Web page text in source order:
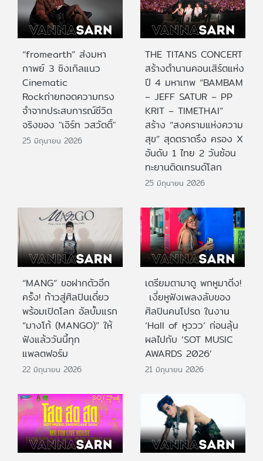
“fromearth” ส่งมหา
กาพย์ 3 ซิงเกิลแนว
Cinematic
Rockถ่ายทอดความทรง
จำจากประสบการณ์ชีวิต
จริงของ "เอิร์ท วสวัตติ์"
25 มิถุนายน 2026
THE TITANS CONCERT
สร้างตำนานคอนเสิร์ตแห่ง
ปี 4 มหาเทพ “BAMBAM
– JEFF SATUR – PP
KRIT – TIMETHAI”
สร้าง “สงครามแห่งความ
สุข” สุดตราตรึง ครอง X
อันดับ 1 ไทย 2 วันซ้อน
ทะยานติดเทรนด์โลก
25 มิถุนายน 2026
“MANG” ขอฝากตัวอีก
ครั้ง! ก้าวสู่ศิลปินเดี่ยว
พร้อมเปิดโลก อัลบั้มแรก
“มางโก้ (MANGO)” ให้
ฟังแล้ววันนี้ทุก
แพลตฟอร์ม
22 มิถุนายน 2026
เตรียมตามาดู พกหูมาติ่ง!
เงี่ยหูฟังเพลงลับของ
ศิลปินคนโปรด ในงาน
‘Hall of หูววว’ ก่อนลุ้น
ผลไปกับ ‘SOT MUSIC
AWARDS 2026’
21 มิถุนายน 2026